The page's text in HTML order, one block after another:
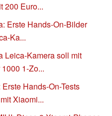
200 Euro...
Erste Hands-On-Bilder
Ka...
Leica-Kamera soll mit
1-Zo...
Hands-On-Tests
Xiaomi...